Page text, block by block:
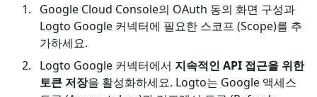
Google Cloud Console의 OAuth 동의 화면 구성과
Logto Google 커넥터에 필요한 스코프 (Scope)를 추
가하세요.
Logto Google 커넥터에서 지속적인 API 접근을 위한
토큰 저장을 활성화하세요. Logto는 Google 액세스